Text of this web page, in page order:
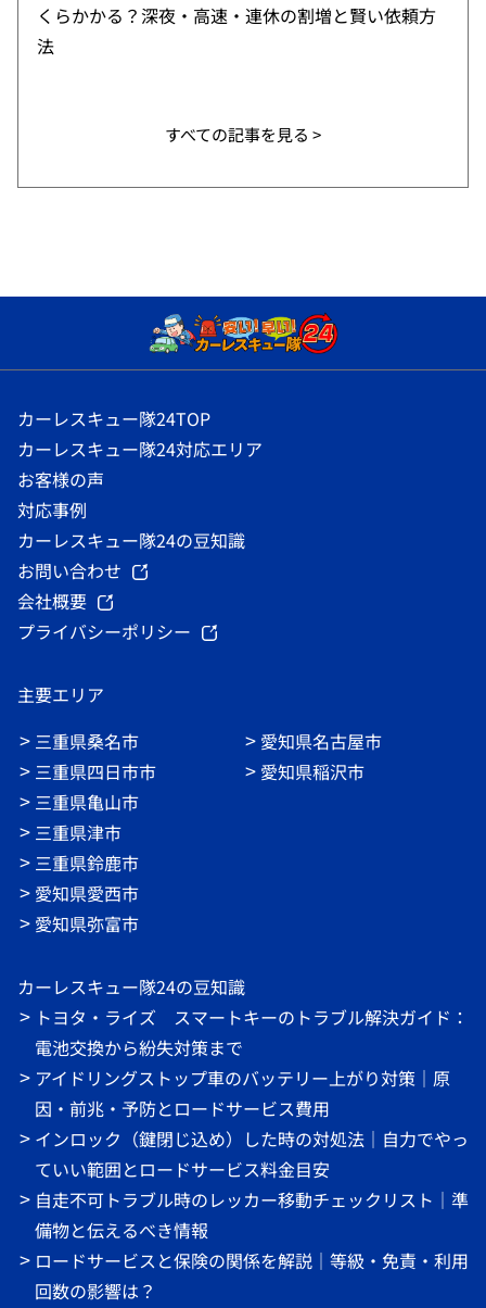
くらかかる？深夜・高速・連休の割増と賢い依頼方
法
すべての記事を見る >
カーレスキュー隊24TOP
カーレスキュー隊24対応エリア
お客様の声
対応事例
カーレスキュー隊24の豆知識
お問い合わせ
会社概要
プライバシーポリシー
主要エリア
三重県桑名市
三重県四日市市
三重県亀山市
三重県津市
三重県鈴鹿市
愛知県愛西市
愛知県弥富市
愛知県名古屋市
愛知県稲沢市
カーレスキュー隊24の豆知識
トヨタ・ライズ スマートキーのトラブル解決ガイド：
電池交換から紛失対策まで
アイドリングストップ車のバッテリー上がり対策｜原
因・前兆・予防とロードサービス費用
インロック（鍵閉じ込め）した時の対処法｜自力でやっ
ていい範囲とロードサービス料金目安
自走不可トラブル時のレッカー移動チェックリスト｜準
備物と伝えるべき情報
ロードサービスと保険の関係を解説｜等級・免責・利用
回数の影響は？